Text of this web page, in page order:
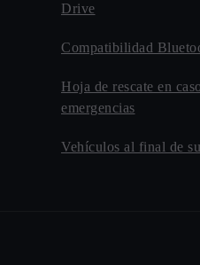
Drive
Compatibilidad
Hoja de rescate en
emergencias
Vehículos al final de